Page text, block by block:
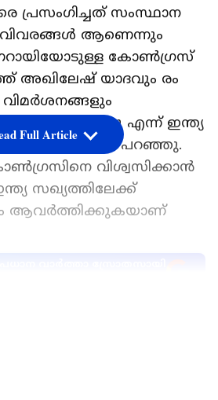
പ്രസംഗിച്ചത് സംസ്ഥാന
ആണെന്നും
കോൺഗ്രസ്
അഖിലേഷ് യാദവും രം​
വിമർശനങ്ങളും
ചെയ്യുന്നു എന്ന് ഇന്ത്യ
രാഹുൽ ഗാന്ധി പറഞ്ഞു.
വിശ്വസിക്കാൻ
സഖ്യത്തിലേക്ക്
ആവർത്തിക്കുകയാണ്
Full Article